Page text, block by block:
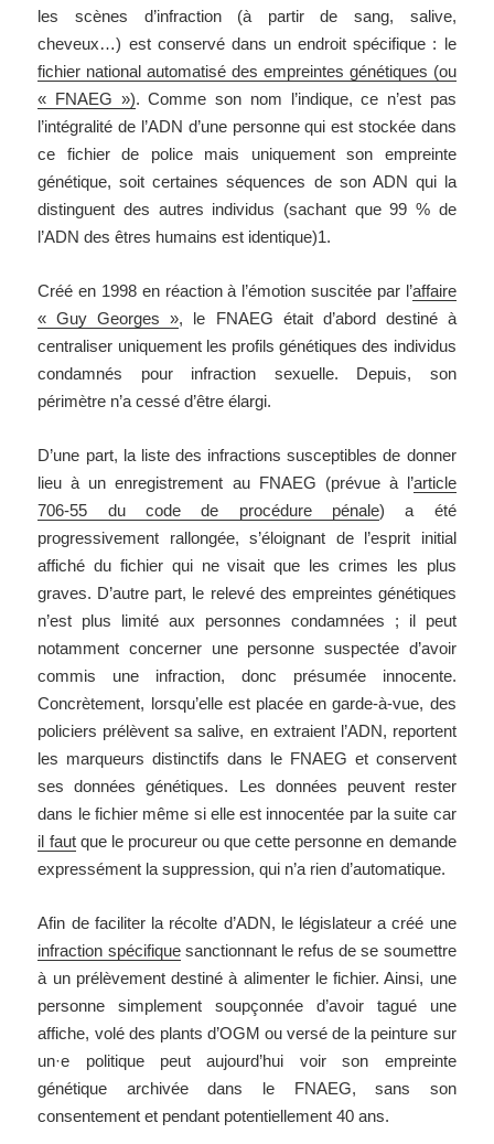
les scènes d’infraction (à partir de sang, salive,
cheveux…) est conservé dans un endroit spécifique : le
fichier national automatisé des empreintes génétiques (ou
« FNAEG »). Comme son nom l’indique, ce n’est pas
l’intégralité de l’ADN d’une personne qui est stockée dans
ce fichier de police mais uniquement son empreinte
génétique, soit certaines séquences de son ADN qui la
distinguent des autres individus (sachant que 99 % de
l’ADN des êtres humains est identique)1.
Créé en 1998 en réaction à l’émotion suscitée par l’affaire
« Guy Georges », le FNAEG était d’abord destiné à
centraliser uniquement les profils génétiques des individus
condamnés pour infraction sexuelle. Depuis, son
périmètre n’a cessé d’être élargi.
D’une part, la liste des infractions susceptibles de donner
lieu à un enregistrement au FNAEG (prévue à l’article
706‑55 du code de procédure pénale) a été
progressivement rallongée, s’éloignant de l’esprit initial
affiché du fichier qui ne visait que les crimes les plus
graves. D’autre part, le relevé des empreintes génétiques
n’est plus limité aux personnes condamnées ; il peut
notamment concerner une personne suspectée d’avoir
commis une infraction, donc présumée innocente.
Concrètement, lorsqu’elle est placée en garde-à-vue, des
policiers prélèvent sa salive, en extraient l’ADN, reportent
les marqueurs distinctifs dans le FNAEG et conservent
ses données génétiques. Les données peuvent rester
dans le fichier même si elle est innocentée par la suite car
il fautque le procureur ou que cette personne en demande
expressément la suppression, qui n’a rien d’automatique.
Afin de faciliter la récolte d’ADN, le législateur a créé une
infraction spécifiquesanctionnant le refus de se soumettre
à un prélèvement destiné à alimenter le fichier. Ainsi, une
personne simplement soupçonnée d’avoir tagué une
affiche, volé des plants d’OGM ou versé de la peinture sur
un·e politique peut aujourd’hui voir son empreinte
génétique archivée dans le FNAEG, sans son
consentement et pendant potentiellement 40 ans.